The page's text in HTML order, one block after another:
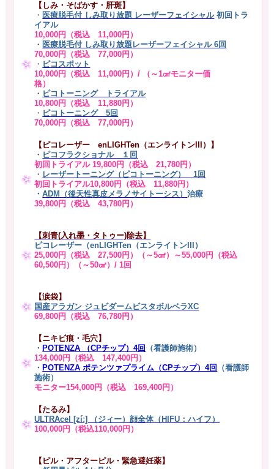
【しみ・そばかす・肝斑】
・ 医療脱毛付 しみ取り放題 レーザーフェイシャル 初回トラ
イアル
10,000円（税込 11,000円）
・ 医療脱毛付 しみ取り放題レーザーフェイシャル 6回
70,000円（税込 77,000円）
・ ピコスポット
10,000円（税込 11,000円）/ （～1㎠モニター価
格）
・ ピコトーニング トライアル
10,800円（税込 11,880円）
・ ピコトーニング 5回
70,000円（税込 77,000円）
【ピコレーザー enLIGHTen（エンライトンIII）】
・ ピコフラクショナル １回
初回トライアル 19,800円（税込 21,780円）
・ レーザートーニング（ピコトーニング） 1回
初回トライアル10,800円（税込 11,880円）
・ADM（後天性真皮メラノサイトーシス）治療
39,800円（税込 43,780円）
【刺青(入れ墨・タトゥー)除去】
ピコレーザー（enLIGHTen（エンライトンIII）
25,000円（税込 27,500円）（～5㎠）～55,000円（税込
60,500円）（～50㎠）/ 1回
【涙袋】
国産アラガン ジュビダームビスタボルベラXC
69,800円（税込 76,780円）
【ニキビ痕・毛穴】
・ POTENZA （CPチップ）4回
（看護師施術）
134,000円（税込 147,400円）
・ POTENZA ポテンツァプライム（CPチップ）4回
（看護師
施術）
モニター154,000円（税込 169,400円）
【たるみ】
ULTRAcel [zíː] （ジィー）顔全体（HIFU：ハイフ）
100,000円（税込110,000円）
【ピル・アフターピル・緊急避妊薬】